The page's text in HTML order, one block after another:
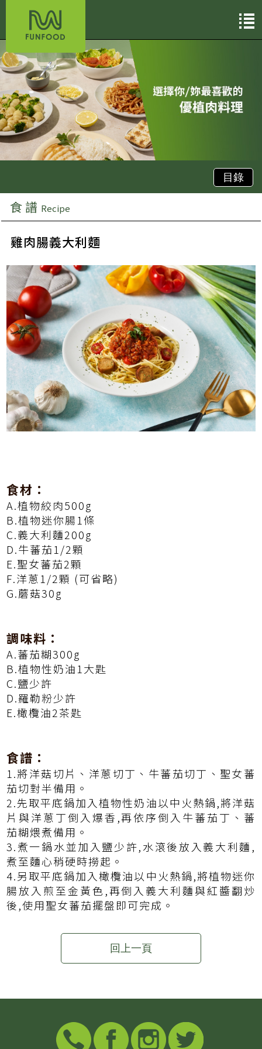
目錄
食 譜 Recipe
雞肉腸義大利麵
食材：
A.植物絞肉500g
B.植物迷你腸1條
C.義大利麵200g
D.牛蕃茄1/2顆
E.聖女蕃茄2顆
F.洋蔥1/2顆 (可省略)
G.蘑菇30g
調味料：
A.蕃茄糊300g
B.植物性奶油1大匙
C.鹽少許
D.羅勒粉少許
E.橄欖油2茶匙
食譜：
1.將洋菇切片、洋蔥切丁、牛蕃茄切丁、聖女蕃
茄切對半備用。
2.先取平底鍋加入植物性奶油以中火熱鍋,將洋菇
片與洋蔥丁倒入爆香,再依序倒入牛蕃茄丁、蕃
茄糊煨煮備用。
3.煮一鍋水並加入鹽少許,水滾後放入義大利麵,
煮至麵心稍硬時撈起。
4.另取平底鍋加入橄欖油以中火熱鍋,將植物迷你
腸放入煎至金黃色,再倒入義大利麵與紅醬翻炒
後,使用聖女蕃茄擺盤即可完成。
回上一頁